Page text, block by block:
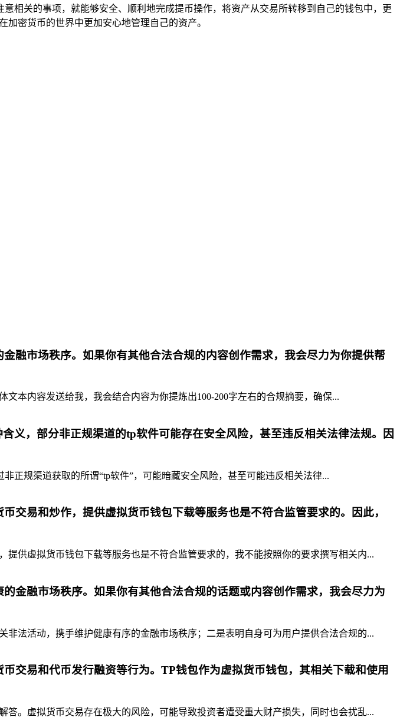
相关的事项，就能够安全、顺利地完成提币操作，将资产从交易所转移到自己的钱包中，更
密货币的世界中更加安心地管理自己的资产。
融市场秩序。如果你有其他合法合规的内容创作需求，我会尽力为你提供帮
本内容发送给我，我会结合内容为你提炼出100-200字左右的合规摘要，确保...
义，部分非正规渠道的tp软件可能存在安全风险，甚至违反相关法律法规。因
正规渠道获取的所谓“tp软件”，可能暗藏安全风险，甚至可能违反相关法律...
交易和炒作，提供虚拟货币钱包下载等服务也是不符合监管要求的。因此，
供虚拟货币钱包下载等服务也是不符合监管要求的，我不能按照你的要求撰写相关内...
金融市场秩序。如果你有其他合法合规的话题或内容创作需求，我会尽力为
法活动，携手维护健康有序的金融市场秩序；二是表明自身可为用户提供合法合规的...
交易和代币发行融资等行为。TP钱包作为虚拟货币钱包，其相关下载和使用
。虚拟货币交易存在极大的风险，可能导致投资者遭受重大财产损失，同时也会扰乱...